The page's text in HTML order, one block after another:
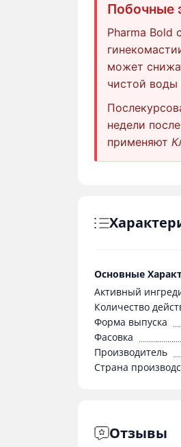
Побочные
Pharma Bold
может
чистой воды
недели
применяют
Основные
Активный
Количество
Форма выпуска
Фасовка
Производитель
Страна
Отзывы